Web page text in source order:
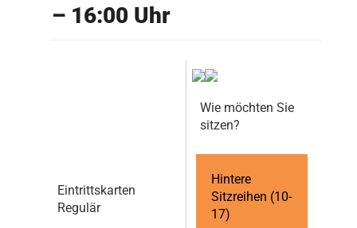
– 16:00 Uhr
Eintrittskarten
Regulär
Wie möchten Sie
sitzen?
Hintere
Sitzreihen (10-
17)